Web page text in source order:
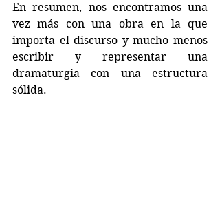
En resumen, nos encontramos una
vez más con una obra en la que
importa el discurso y mucho menos
escribir y representar una
dramaturgia con una estructura
sólida.